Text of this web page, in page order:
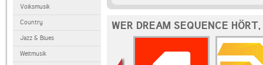
Volksmusik
Country
Jazz & Blues
Weltmusik
WER DREAM SEQUENCE